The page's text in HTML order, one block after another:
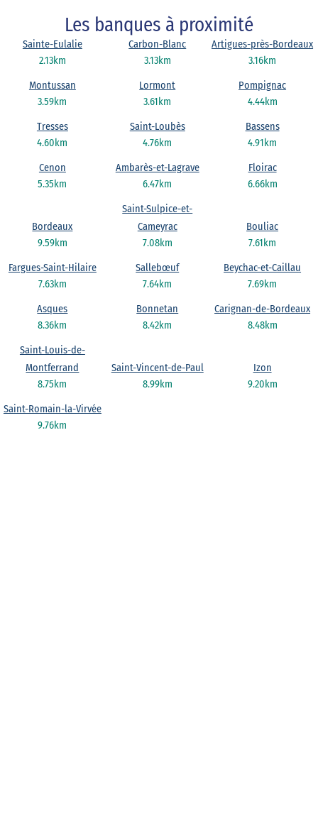
Les banques à proximité
2.13km
Sainte-Eulalie
3.13km
Carbon-Blanc
3.16km
Artigues-près-Bordeaux
3.59km
Montussan
3.61km
Lormont
4.44km
Pompignac
4.60km
Tresses
4.76km
Saint-Loubès
4.91km
Bassens
5.35km
Cenon
6.47km
Ambarès-et-Lagrave
6.66km
Floirac
9.59km
Bordeaux
7.08km
Saint-Sulpice-et-
Cameyrac
7.61km
Bouliac
7.63km
Fargues-Saint-Hilaire
7.64km
Sallebœuf
7.69km
Beychac-et-Caillau
8.36km
Asques
8.42km
Bonnetan
8.48km
Carignan-de-Bordeaux
8.75km
Saint-Louis-de-
Montferrand
8.99km
Saint-Vincent-de-Paul
9.20km
Izon
9.76km
Saint-Romain-la-Virvée